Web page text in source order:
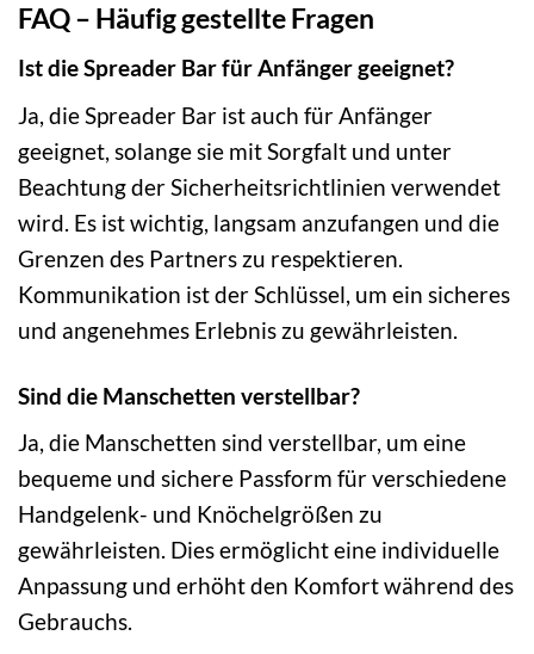
FAQ – Häufig gestellte Fragen
Ist die Spreader Bar für Anfänger geeignet?
Ja, die Spreader Bar ist auch für Anfänger
geeignet, solange sie mit Sorgfalt und unter
Beachtung der Sicherheitsrichtlinien verwendet
wird. Es ist wichtig, langsam anzufangen und die
Grenzen des Partners zu respektieren.
Kommunikation ist der Schlüssel, um ein sicheres
und angenehmes Erlebnis zu gewährleisten.
Sind die Manschetten verstellbar?
Ja, die Manschetten sind verstellbar, um eine
bequeme und sichere Passform für verschiedene
Handgelenk- und Knöchelgrößen zu
gewährleisten. Dies ermöglicht eine individuelle
Anpassung und erhöht den Komfort während des
Gebrauchs.